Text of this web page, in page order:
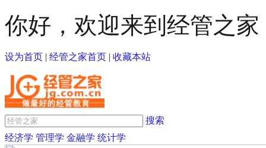
你好，欢迎来到经管之家
设为首页 | 经管之家首页 | 收藏本站
搜索
经济学 管理学 金融学 统计学